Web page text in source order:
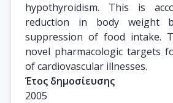
hypothyroidism. This is
reduction in body weight
suppression of food intake.
novel pharmacologic targets
of cardiovascular illnesses.
Έτος δημοσίευσης
2005